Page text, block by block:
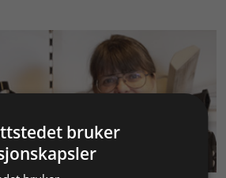
KUNDESERVICE
bruker